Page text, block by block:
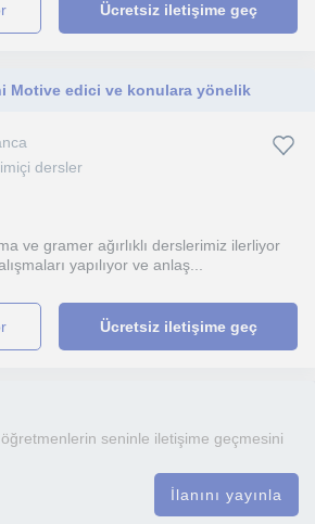
Ücretsiz iletişime geç
Motive edici ve konulara yönelik
dersler
ve gramer ağırlıklı derslerimiz ilerliyor
yapılıyor ve anlaş...
Ücretsiz iletişime geç
seninle iletişime geçmesini
İlanını yayınla